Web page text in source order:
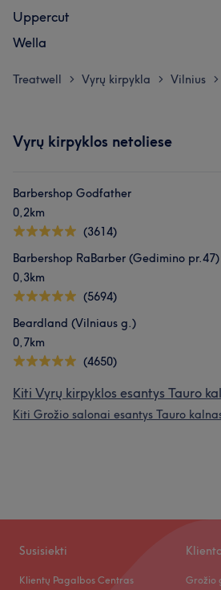
Uppercut
Wella
Treatwell > Vyrų kirpykla > Vilnius >
Vyrų kirpyklos netoliese
Barbershop Godfather
0,2km
(3614)
Barbershop RaBarber (Gedimino pr.47)
0,3km
(5694)
Beardland (Vilniaus g.)
0,7km
(4650)
Kiti Vyrų kirpyklos esantys Tauro
Kiti Grožio salonai esantys Tauro
Susisiekti
Klientų Pagalbos Centras Grožio